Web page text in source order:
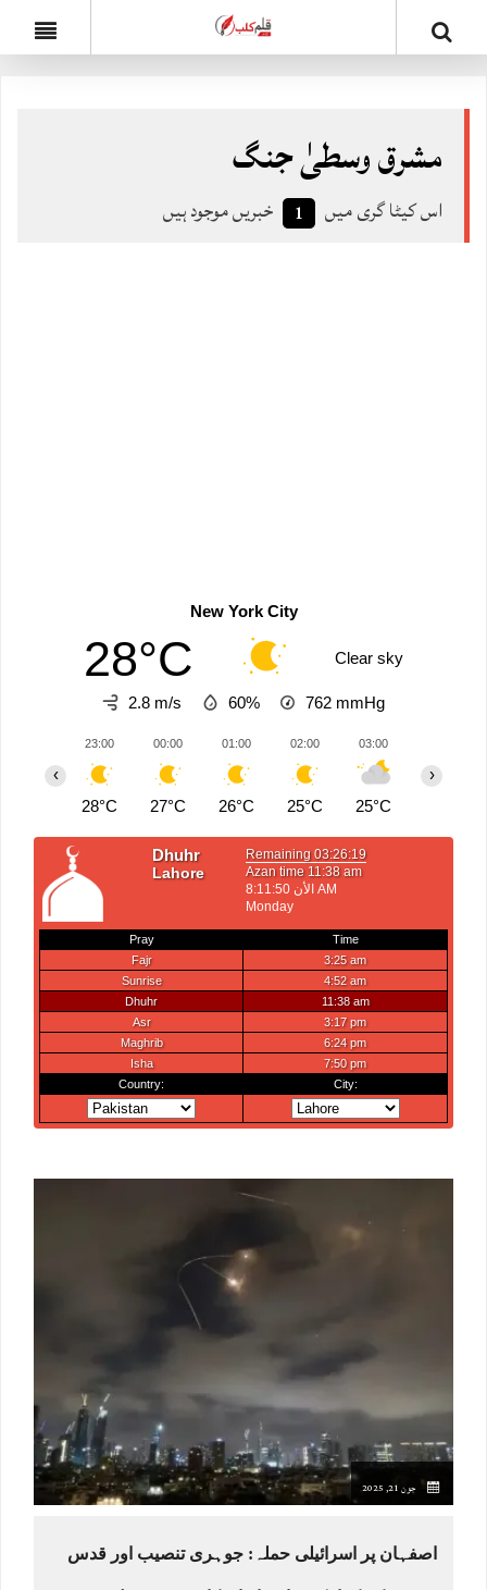
مشرق وسطیٰ جنگ
اس کیٹا گری میں 1 خبریں موجود ہیں
New York City
28°C Clear sky
2.8 m/s 60% 762 mmHg
23:00
28°C
00:00
27°C
01:00
26°C
02:00
25°C
03:00
25°C
‹ ›
جون 21, 2025
اصفہان پر اسرائیلی حملہ: جوہری تنصیب اور قدس